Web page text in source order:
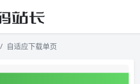
自适应下载单页